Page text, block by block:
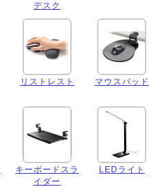
デスク
リストレスト マウスパッド
キーボードスラ
イダー
LEDライト